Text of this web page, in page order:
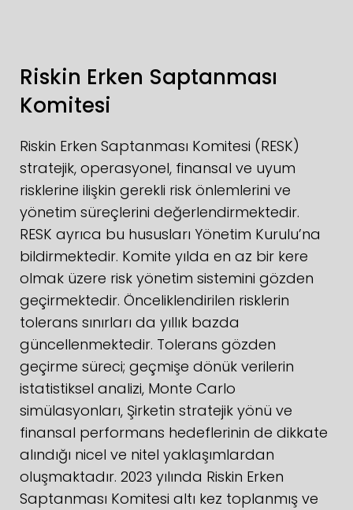
Riskin Erken Saptanması
Komitesi
Riskin Erken Saptanması Komitesi (RESK)
stratejik, operasyonel, finansal ve uyum
risklerine ilişkin gerekli risk önlemlerini ve
yönetim süreçlerini değerlendirmektedir.
RESK ayrıca bu hususları Yönetim Kurulu’na
bildirmektedir. Komite yılda en az bir kere
olmak üzere risk yönetim sistemini gözden
geçirmektedir. Önceliklendirilen risklerin
tolerans sınırları da yıllık bazda
güncellenmektedir. Tolerans gözden
geçirme süreci; geçmişe dönük verilerin
istatistiksel analizi, Monte Carlo
simülasyonları, Şirketin stratejik yönü ve
finansal performans hedeflerinin de dikkate
alındığı nicel ve nitel yaklaşımlardan
oluşmaktadır. 2023 yılında Riskin Erken
Saptanması Komitesi altı kez toplanmış ve